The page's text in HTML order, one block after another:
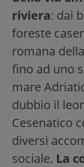
riviera: dai
foreste
romana
fino ad uno
mare
dubbio il
Cesenatico
diversi
sociale. La